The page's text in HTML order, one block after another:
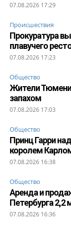
07.08.2026 17:29
Происшествия
Прокуратура
плавучего
07.08.2026 17:23
Общество
Жители
запахом
07.08.2026 17:03
Общество
Принц Гарри
королем
07.08.2026 16:38
Общество
Аренда и
Петербурга 2,2
07.08.2026 16:36